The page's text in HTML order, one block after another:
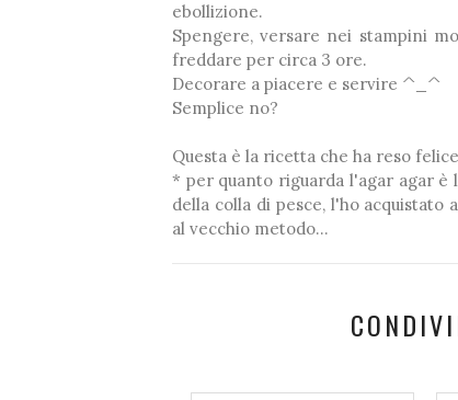
ebollizione.
Spengere, versare nei stampini
freddare per circa 3 ore.
Decorare a piacere e servire ^_^
Semplice no?
Questa è la ricetta che ha reso
* per quanto riguarda l'agar agar
della colla di pesce, l'ho
al vecchio metodo...